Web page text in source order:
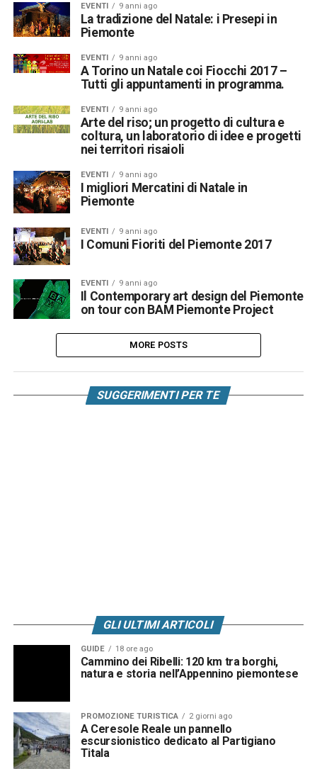
EVENTI 9 anni ago
La tradizione del Natale: i Presepi in
Piemonte
EVENTI 9 anni ago
A Torino un Natale coi Fiocchi 2017 –
Tutti gli appuntamenti in programma.
EVENTI 9 anni ago
Arte del riso; un progetto di cultura e
coltura, un laboratorio di idee e progetti
nei territori risaioli
EVENTI 9 anni ago
I migliori Mercatini di Natale in
Piemonte
EVENTI 9 anni ago
I Comuni Fioriti del Piemonte 2017
EVENTI 9 anni ago
Il Contemporary art design del Piemonte
on tour con BAM Piemonte Project
MORE POSTS
SUGGERIMENTI PER TE
GLI ULTIMI ARTICOLI
GUIDE 18 ore ago
Cammino dei Ribelli: 120 km tra borghi,
natura e storia nell’Appennino piemontese
PROMOZIONE TURISTICA 2 giorni ago
A Ceresole Reale un pannello
escursionistico dedicato al Partigiano
Titala